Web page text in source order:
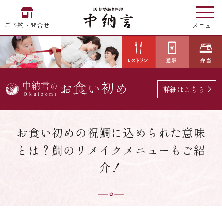
ご予約・問合せ メニュー
中納言のお食い初め
中文
詳細はこちら
お食い初めの祝鯛に込められた意味
とは？鯛のリメイクメニューもご紹
介！